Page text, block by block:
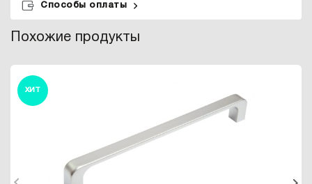
Способы оплаты
Похожие продукты
ХИТ